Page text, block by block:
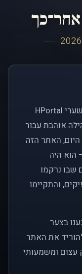
לפני כמעט שני עשורים, פתחנו את שערי HPortal
אוהבת עבור
האתר הזה
הוא היה
שבו נרקמו
והתקיימו
בצער
את האתר
ומשמעותי